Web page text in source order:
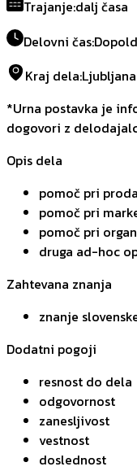
Trajanje:dalj časa
Delovni čas:
Kraj dela:
*Urna postavka je
dogovori z
Opis dela
pomoč pri
pomoč pri
pomoč pri
druga ad-hoc
Zahtevana znanja
znanje
Dodatni pogoji
resnost do dela
odgovornost
zanesljivost
vestnost
doslednost